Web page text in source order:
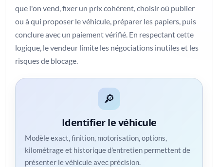
que l'on vend, fixer un prix cohérent, choisir où publier
ou à qui proposer le véhicule, préparer les papiers, puis
conclure avec un paiement vérifié. En respectant cette
logique, le vendeur limite les négociations inutiles et les
risques de blocage.
🔎
Identifier le véhicule
Modèle exact, finition, motorisation, options,
kilométrage et historique d'entretien permettent de
présenter le véhicule avec précision.